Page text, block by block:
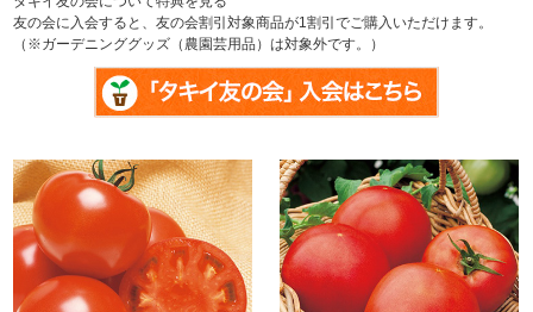
友の会に入会すると、友の会割引対象商品が1割引でご購入いただけます。
（※ガーデニンググッズ（農園芸用品）は対象外です。）